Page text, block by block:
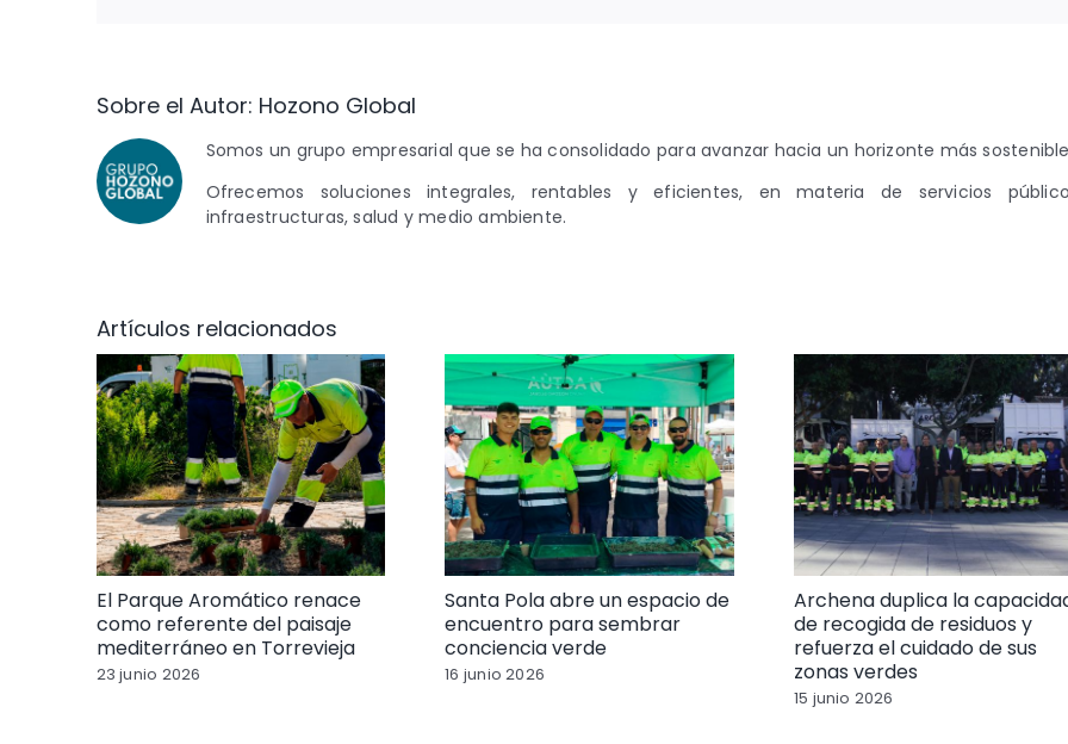
Sobre el Autor: Hozono Global
Somos un grupo empresarial que se ha consolidado para avanzar hacia un horizonte más
Ofrecemos soluciones integrales, rentables y eficientes, en materia de servicios
infraestructuras, salud y medio ambiente.
Artículos relacionados
El Parque Aromático renace
como referente del paisaje
mediterráneo en Torrevieja
23 junio 2026
Santa Pola abre un espacio de
encuentro para sembrar
conciencia verde
16 junio 2026
Archena duplica la
de recogida de residuos y
refuerza el cuidado de sus
zonas verdes
15 junio 2026